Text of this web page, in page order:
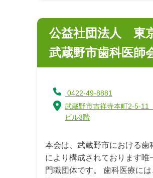
公益社団法人 東
武蔵野市歯科医師
0422-49-8881
武蔵野市吉祥寺本町2-5-
ビル3階
本会は、武蔵野市における歯
により構成されております唯
門職団体です。 歯科医療には